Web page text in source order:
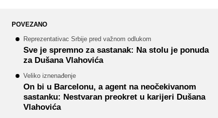
POVEZANO
Reprezentativac Srbije pred važnom odlukom
Sve je spremno za sastanak: Na stolu je ponuda
za Dušana Vlahovića
Veliko iznenađenje
On bi u Barcelonu, a agent na neočekivanom
sastanku: Nestvaran preokret u karijeri Dušana
Vlahovića